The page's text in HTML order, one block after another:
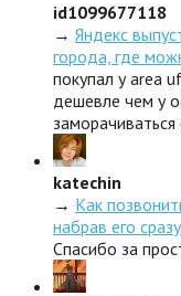
id1099677118
→ Яндекс
города, где
покупал у area
дешевле чем у
katechin
→ Как
набрав его сразу
Спасибо за